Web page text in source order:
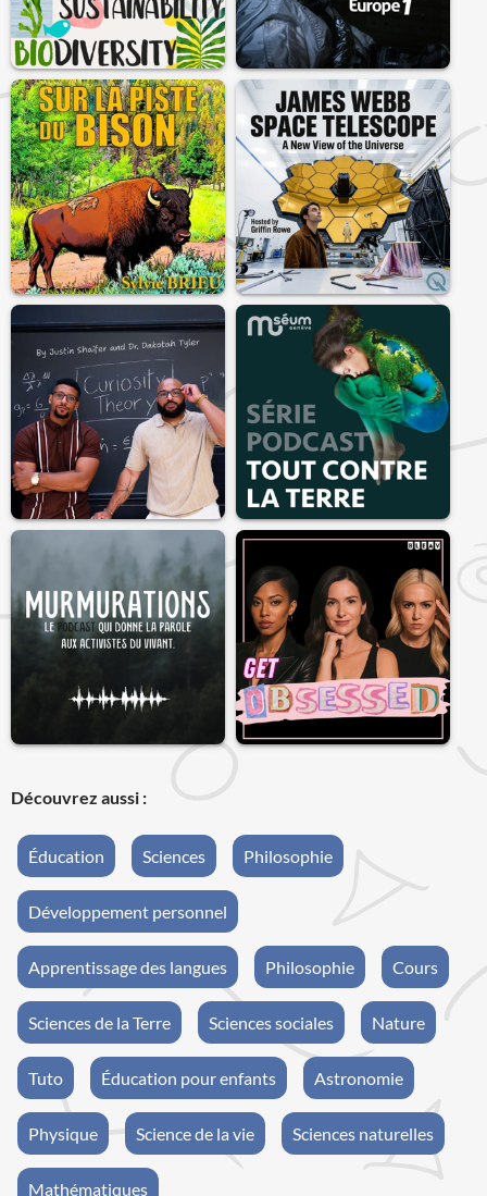
Découvrez aussi :
Éducation Sciences Philosophie
Développement personnel
Apprentissage des langues Philosophie Cours
Sciences de la Terre Sciences sociales Nature
Tuto Éducation pour enfants Astronomie
Physique Science de la vie Sciences naturelles
Mathématiques